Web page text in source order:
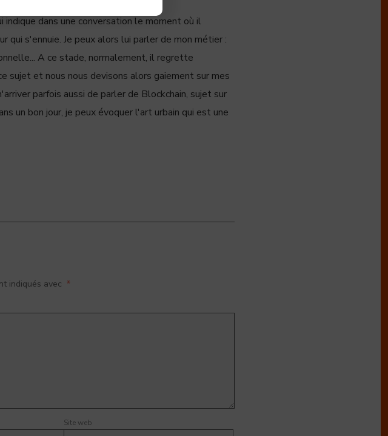
dans une conversation le moment où il
qui s'ennuie. Je peux alors lui parler de mon métier :
A ce stade, normalement, il regrette
sujet et nous nous devisons alors gaiement sur mes
parfois aussi de parler de Blockchain, sujet sur
un bon jour, je peux évoquer l'art urbain qui est une
indiqués avec *
Site web